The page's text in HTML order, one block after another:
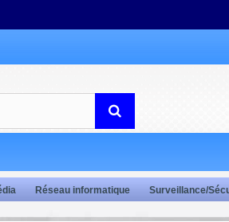
Réseau informatique Surveillance/